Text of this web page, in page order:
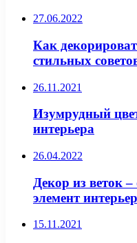
27.06.2022
Как
стильных
26.11.2021
Изумрудный
интерьера
26.04.2022
Декор из веток
элемент
15.11.2021